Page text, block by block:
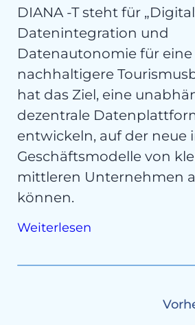
DIANA -T steht für
Datenintegration und
Datenautonomie für eine
nachhaltigere
hat das Ziel, eine
dezentrale
entwickeln, auf der neue
Geschäftsmodelle von
mittleren Unternehmen
können.
Weiterlesen